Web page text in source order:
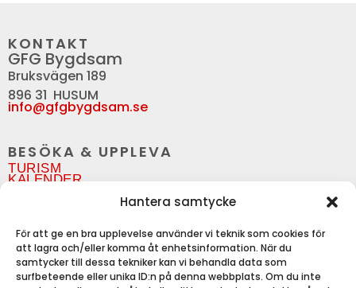
Hantera samtycke
För att ge en bra upplevelse använder vi teknik som cookies för
att lagra och/eller komma åt enhetsinformation. När du
samtycker till dessa tekniker kan vi behandla data som
surfbeteende eller unika ID:n på denna webbplats. Om du inte
KONTAKT
GFG Bygdsam
Bruksvägen 189
896 31 HUSUM
info@gfgbygdsam.se
BESÖKA & UPPLEVA
TURISM
KALENDER
OM GRUNDSUNDA
FÖRETAGSREGISTER
FÖRENINGSREGISTER
SERVICE
INFORMATION